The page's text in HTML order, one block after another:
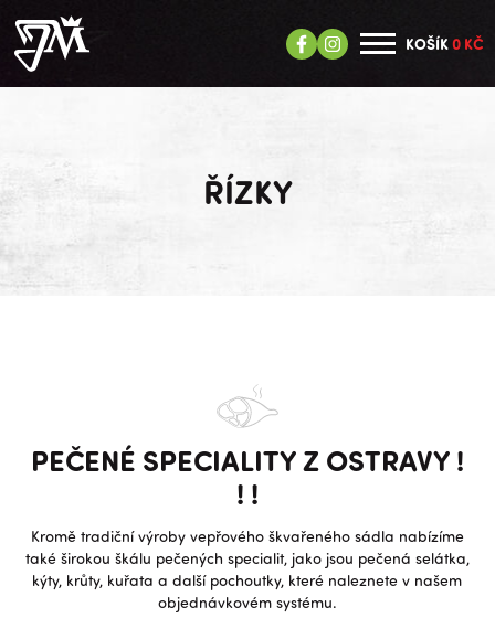
KOŠÍK0 KČ
ŘÍZKY
PEČENÉ SPECIALITY Z OSTRAVY !
! !
Kromě tradiční výroby vepřového škvařeného sádla nabízíme
také širokou škálu pečených specialit, jako jsou pečená selátka,
kýty, krůty, kuřata a další pochoutky, které naleznete v našem
objednávkovém systému.